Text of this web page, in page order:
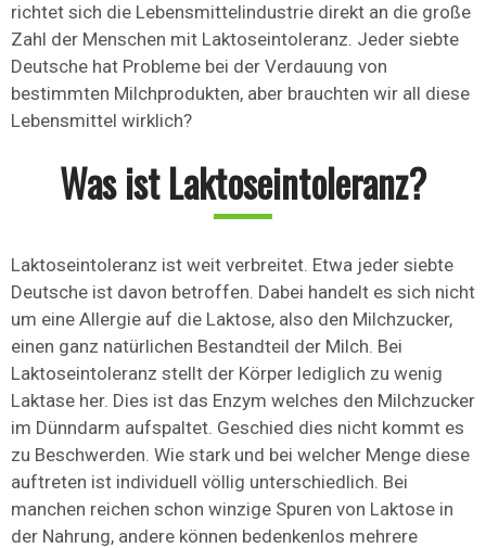
richtet sich die Lebensmittelindustrie direkt an die große
Zahl der Menschen mit Laktoseintoleranz. Jeder siebte
Deutsche hat Probleme bei der Verdauung von
bestimmten Milchprodukten, aber brauchten wir all diese
Lebensmittel wirklich?
Was ist Laktoseintoleranz?
Laktoseintoleranz ist weit verbreitet. Etwa jeder siebte
Deutsche ist davon betroffen. Dabei handelt es sich nicht
um eine Allergie auf die Laktose, also den Milchzucker,
einen ganz natürlichen Bestandteil der Milch. Bei
Laktoseintoleranz stellt der Körper lediglich zu wenig
Laktase her. Dies ist das Enzym welches den Milchzucker
im Dünndarm aufspaltet. Geschied dies nicht kommt es
zu Beschwerden. Wie stark und bei welcher Menge diese
auftreten ist individuell völlig unterschiedlich. Bei
manchen reichen schon winzige Spuren von Laktose in
der Nahrung, andere können bedenkenlos mehrere